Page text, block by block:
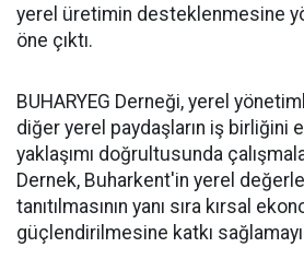
yerel üretimin desteklenmesine
öne çıktı.
BUHARYEG Derneği, yerel
diğer yerel paydaşların iş birliğini
yaklaşımı doğrultusunda
Dernek, Buharkent'in yerel
tanıtılmasının yanı sıra kırsal
güçlendirilmesine katkı sağlamayı